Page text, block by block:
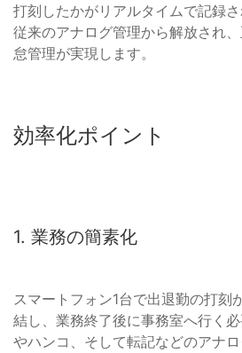
打刻したかがリアルタイムで記録さ
従来のアナログ管理から解放され
怠管理が実現します。
効率化ポイント
1. 業務の簡素化
スマートフォン1台で出退勤の打刻
結し、業務終了後に事務室へ行く
やハンコ、そして転記などのアナ